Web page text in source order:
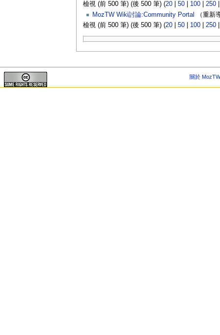
檢視 (前 500 筆) (後 500 筆) (20| 50| 100| 250
MozTW Wiki討論:Community Portal
（重新
檢視 (前 500 筆) (後 500 筆) (20| 50| 100| 250
關於